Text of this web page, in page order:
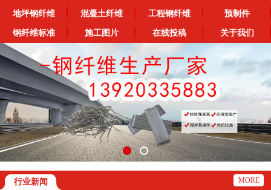
地坪钢纤维 混凝土纤维 工程钢纤维 预制件
钢纤维标准 施工图片 在线投稿 关于我们
行业新闻 MORE